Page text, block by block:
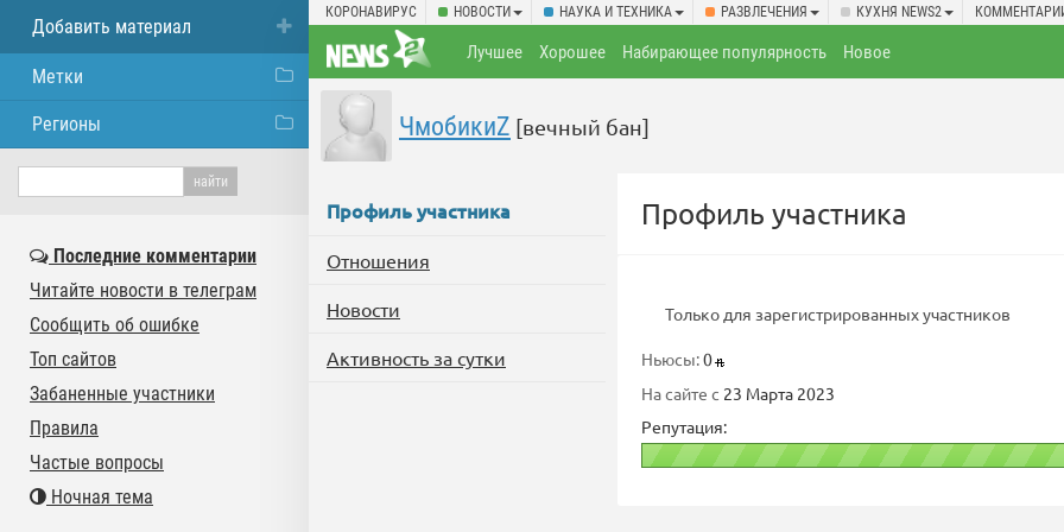
КОРОНАВИРУС НОВОСТИ НАУКА И ТЕХНИКА РАЗВЛЕЧЕНИЯ КУХНЯ NEWS2
Лучшее Хорошее Набирающее популярность Новое
ЧмобикиZ [вечный бан]
Профиль участника
Отношения
Новости
Активность за сутки
Профиль участника
Только для зарегистрированных участников
Ньюсы:0
На сайте с 23 Марта 2023
Репутация:
Добавить материал
Метки
Регионы
Последние комментарии
Читайте новости в телеграм
Сообщить об ошибке
Топ сайтов
Забаненные участники
Правила
Частые вопросы
Ночная тема